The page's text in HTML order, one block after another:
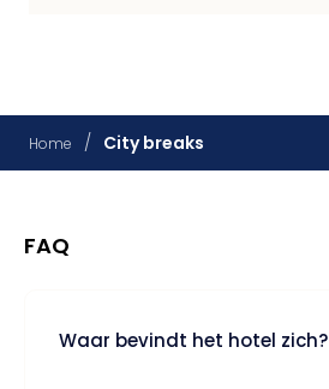
Home / City breaks
FAQ
Waar bevindt het hotel zich?